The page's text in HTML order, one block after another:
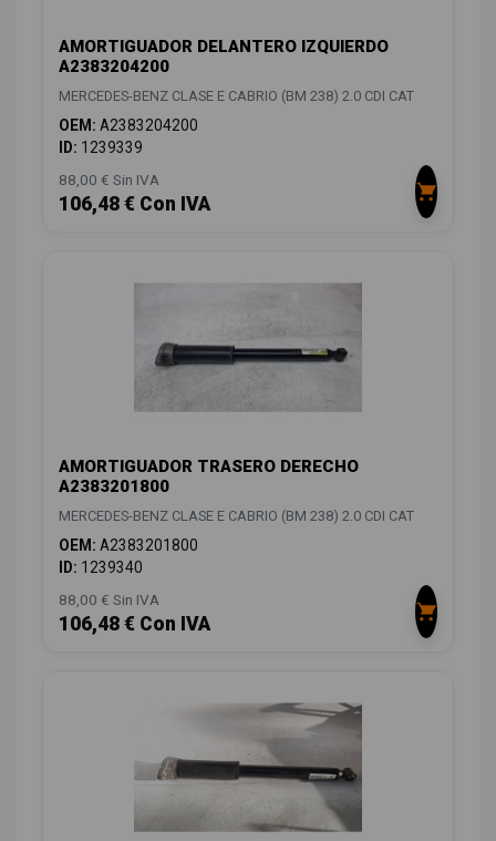
AMORTIGUADOR DELANTERO IZQUIERDO
A2383204200
MERCEDES-BENZ CLASE E CABRIO (BM 238) 2.0 CDI CAT
OEM: A2383204200
ID: 1239339
88,00 € Sin IVA
106,48 € Con IVA
AMORTIGUADOR TRASERO DERECHO
A2383201800
MERCEDES-BENZ CLASE E CABRIO (BM 238) 2.0 CDI CAT
OEM: A2383201800
ID: 1239340
88,00 € Sin IVA
106,48 € Con IVA